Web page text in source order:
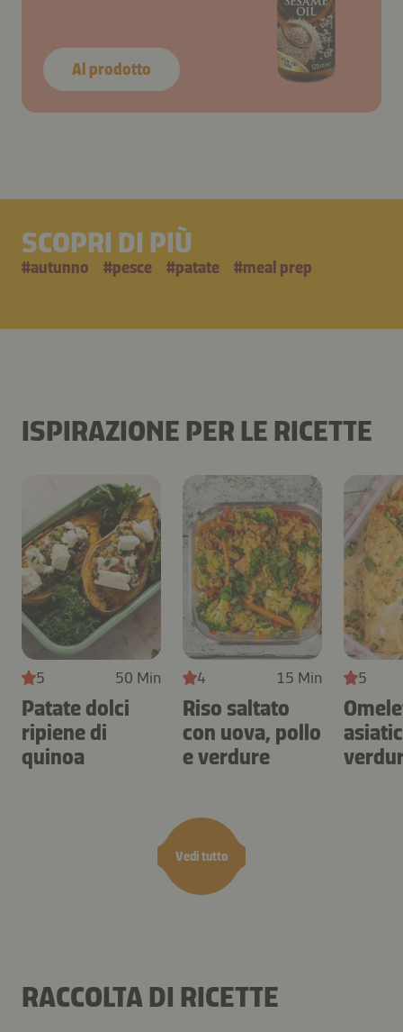
Al prodotto
SCOPRI DI PIÙ
#autunno #pesce #patate #meal prep
ISPIRAZIONE PER LE RICETTE
Vedi tutto
5 50 Min
Patate dolci
ripiene di
quinoa
4 15 Min
Riso saltato
con uova, pollo
e verdure
5
RACCOLTA DI RICETTE